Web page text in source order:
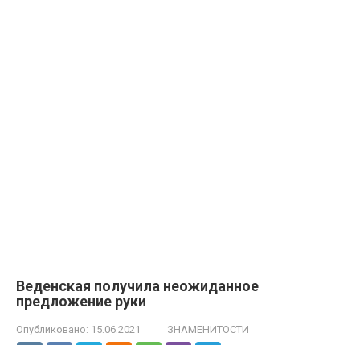
Веденская получила неожиданное
предложение руки
Опубликовано: 15.06.2021 ЗНАМЕНИТОСТИ